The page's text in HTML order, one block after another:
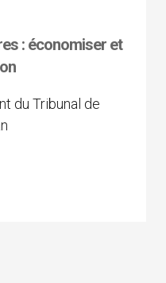
: économiser et
du Tribunal de